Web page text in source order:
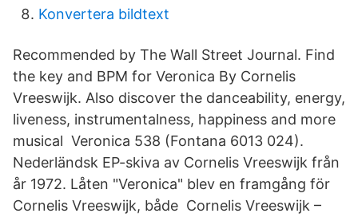
Konvertera bildtext
Recommended by The Wall Street Journal. Find
the key and BPM for Veronica By Cornelis
Vreeswijk. Also discover the danceability, energy,
liveness, instrumentalness, happiness and more
musical Veronica 538 (Fontana 6013 024).
Nederländsk EP-skiva av Cornelis Vreeswijk från
år 1972. Låten "Veronica" blev en framgång för
Cornelis Vreeswijk, både Cornelis Vreeswijk –